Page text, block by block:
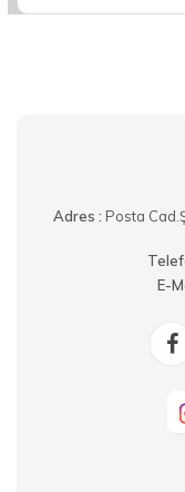
Adres : Posta
E-